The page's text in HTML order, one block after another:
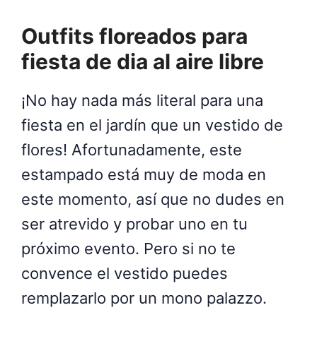
Outfits floreados para
fiesta de dia al aire libre
¡No hay nada más literal para una
fiesta en el jardín que un vestido de
flores! Afortunadamente, este
estampado está muy de moda en
este momento, así que no dudes en
ser atrevido y probar uno en tu
próximo evento. Pero si no te
convence el vestido puedes
remplazarlo por un mono palazzo.